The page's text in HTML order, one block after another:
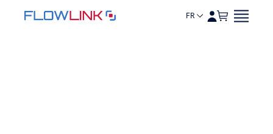
FR